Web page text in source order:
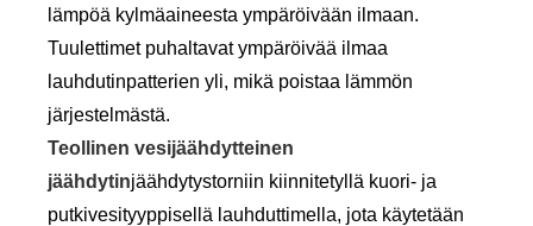
lämpöä kylmäaineesta ympäröivään ilmaan.
Tuulettimet puhaltavat ympäröivää ilmaa
lauhdutinpatterien yli, mikä poistaa lämmön
järjestelmästä.
Teollinen vesijäähdytteinen
jäähdytinjäähdytystorniin kiinnitetyllä kuori- ja
putkivesityyppisellä lauhduttimella, jota käytetään